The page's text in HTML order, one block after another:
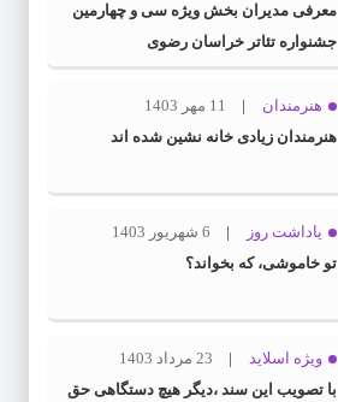
معرفی مدیران بخش ویژه سی و چهارمین
جشنواره تئاتر خراسان رضوی
هنرمندان
11 مهر 1403
هنرمندان زیادی خانه نشین شده اند
یاداشت روز
6 شهریور 1403
تو خاموشی، که بخواند؟
ویژه اسلاید
23 مرداد 1403
با تصویب این سند ،دیگر هیچ دستگاهی حق